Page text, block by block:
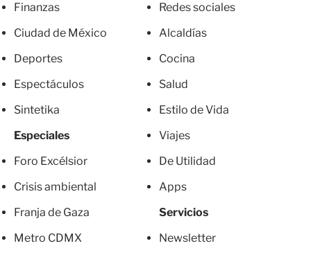
Finanzas
Ciudad de México
Deportes
Espectáculos
Sintetika
Especiales
Foro Excélsior
Crisis ambiental
Franja de Gaza
Metro CDMX
Redes sociales
Alcaldías
Cocina
Salud
Estilo de Vida
Viajes
De Utilidad
Apps
Servicios
Newsletter